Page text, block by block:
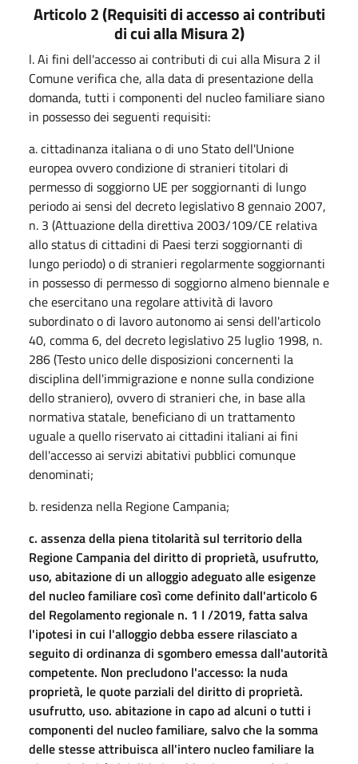
Articolo 2 (Requisiti di accesso ai contributi
di cui alla Misura 2)
l. Ai fini dell'accesso ai contributi di cui alla Misura 2 il
Comune verifica che, alla data di presentazione della
domanda, tutti i componenti del nucleo familiare siano
in possesso dei seguenti requisiti:
a. cittadinanza italiana o di uno Stato dell'Unione
europea ovvero condizione di stranieri titolari di
permesso di soggiorno UE per soggiornanti di lungo
periodo ai sensi del decreto legislativo 8 gennaio 2007,
n. 3 (Attuazione della direttiva 2003/109/CE relativa
allo status di cittadini di Paesi terzi soggiornanti di
lungo periodo) o di stranieri regolarmente soggiornanti
in possesso di permesso di soggiorno almeno biennale e
che esercitano una regolare attività di lavoro
subordinato o di lavoro autonomo ai sensi dell'articolo
40, comma 6, del decreto legislativo 25 luglio 1998, n.
286 (Testo unico delle disposizioni concernenti la
disciplina dell'immigrazione e nonne sulla condizione
dello straniero), ovvero di stranieri che, in base alla
normativa statale, beneficiano di un trattamento
uguale a quello riservato ai cittadini italiani ai fini
dell'accesso ai servizi abitativi pubblici comunque
denominati;
b. residenza nella Regione Campania;
c. assenza della piena titolarità sul territorio della
Regione Campania del diritto di proprietà, usufrutto,
uso, abitazione di un alloggio adeguato alle esigenze
del nucleo familiare così come definito dall'articolo 6
del Regolamento regionale n. 1 I /2019, fatta salva
l'ipotesi in cui l'alloggio debba essere rilasciato a
seguito di ordinanza di sgombero emessa dall'autorità
competente. Non precludono l'accesso: la nuda
proprietà, le quote parziali del diritto di proprietà.
usufrutto, uso. abitazione in capo ad alcuni o tutti i
componenti del nucleo familiare, salvo che la somma
delle stesse attribuisca all'intero nucleo familiare la